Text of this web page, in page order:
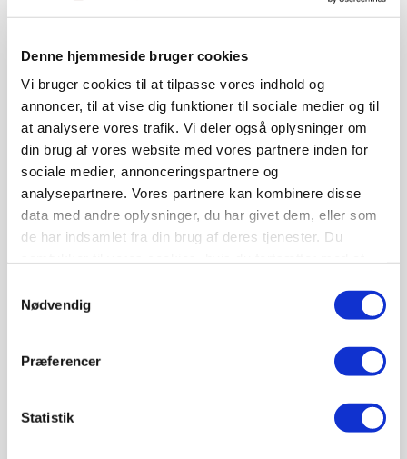
Denne hjemmeside bruger cookies
Vi bruger cookies til at tilpasse vores indhold og
annoncer, til at vise dig funktioner til sociale medier og til
at analysere vores trafik. Vi deler også oplysninger om
din brug af vores website med vores partnere inden for
sociale medier, annonceringspartnere og
analysepartnere. Vores partnere kan kombinere disse
data med andre oplysninger, du har givet dem, eller som
de har indsamlet fra din brug af deres tjenester. Du
Nødvendig
Præferencer
Statistik
MARKED
Kreaturnoteringen holder niveau efter
markante fald